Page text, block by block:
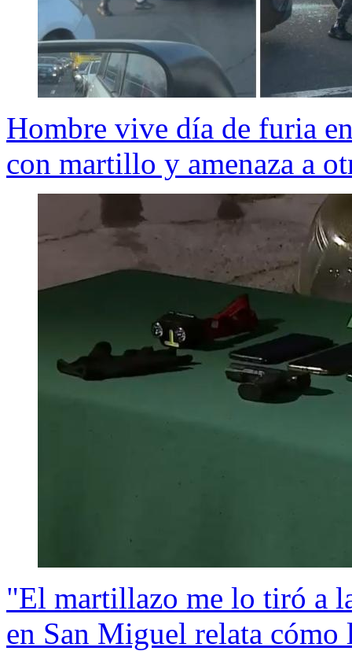
Hombre vive día de furia
con martillo y amenaza a
"El martillazo me lo tiró a
en San Miguel relata